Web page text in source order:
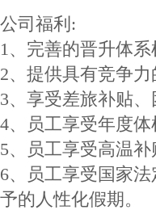
公司福利:
1、完善的晋升体
2、提供具有竞争
3、享受差旅补贴
4、员工享受年度
5、员工享受高温
6、员工享受国家
予的人性化假期。